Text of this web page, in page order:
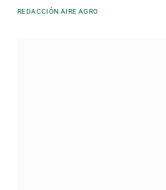
REDACCIÓN AIRE AGRO